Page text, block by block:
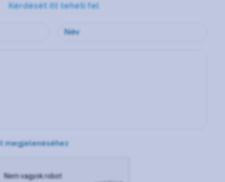
Kérdését itt teheti fel
megjelenéséhez